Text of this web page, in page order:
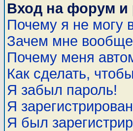
Вход на форум и
Почему я не могу
Зачем мне вообще
Почему меня
Как сделать,
Я забыл пароль!
Я
Я был